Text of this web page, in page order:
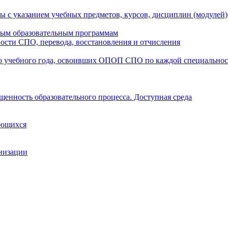
с указанием учебных предметов, курсов, дисциплин
образовательным программам
СПО, перевода, восстановления и отчисления
учебного года, освоивших ОПОП СПО по каждой
образовательного процесса. Доступная среда